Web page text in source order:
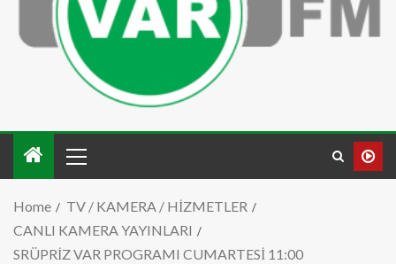
Home
TV / KAMERA / HİZMETLER
CANLI KAMERA YAYINLARI
SRÜPRİZ VAR PROGRAMI CUMARTESİ 11:00